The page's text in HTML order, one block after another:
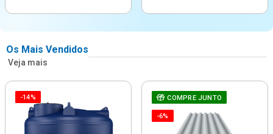
Os Mais Vendidos
Veja mais
-14% COMPRE JUNTO
-6%